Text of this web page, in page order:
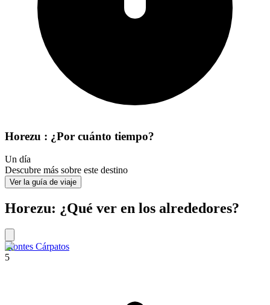
Horezu : ¿Por cuánto tiempo?
Un día
Descubre más sobre este destino
Ver la guía de viaje
Horezu: ¿Qué ver en los alrededores?
Montes Cárpatos
5